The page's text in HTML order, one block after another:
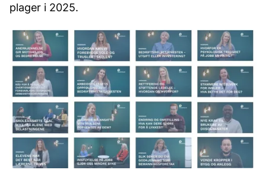
plager i 2025.